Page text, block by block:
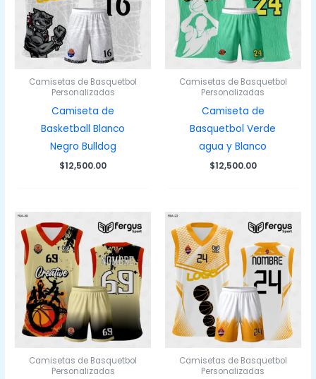
Camisetas de Basquetbol
Personalizadas
Camiseta de
Basketball Blanco
Negro Bulldog
$12,500.00
Camisetas de Basquetbol
Personalizadas
Camiseta de
Basquetbol Verde
agua y Blanco
$12,500.00
Camisetas de Basquetbol
Personalizadas
Camisetas de Basquetbol
Personalizadas